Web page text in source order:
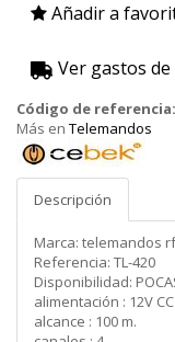
Añadir a
Ver gastos
Código de referencia:
Más en Telemandos
Cebek
Descripción
Marca: telemandos
Referencia: TL-420
Disponibilidad:
alimentación : 12V CC
alcance : 100 m.